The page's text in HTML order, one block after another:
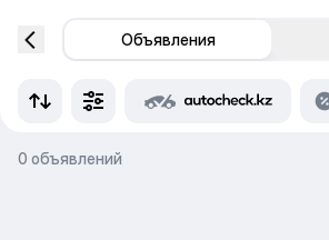
Объявления
0 объявлений